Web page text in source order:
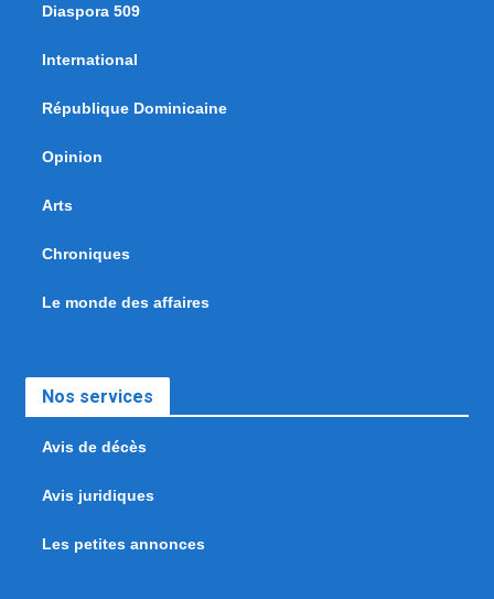
Diaspora 509
International
République Dominicaine
Opinion
Arts
Chroniques
Le monde des affaires
Nos services
Avis de décès
Avis juridiques
Les petites annonces